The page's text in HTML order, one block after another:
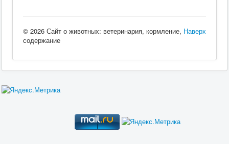
Наверх
© 2026 Сайт о животных: ветеринария, кормление,
содержание